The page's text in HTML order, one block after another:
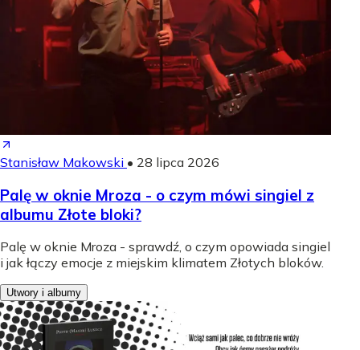
Stanisław Makowski • 28 lipca 2026
Palę w oknie Mroza - o czym mówi singiel z
albumu Złote bloki?
Palę w oknie Mroza - sprawdź, o czym opowiada singiel
i jak łączy emocje z miejskim klimatem Złotych bloków.
Utwory i albumy